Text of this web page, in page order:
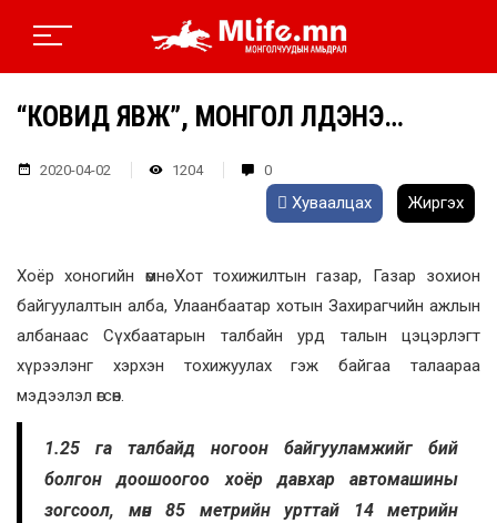
“КОВИД ЯВЖ”, МОНГОЛ ҮЛДЭНЭ…
2020-04-02 1204 0
Хуваалцах Жиргэх
Хоёр хоногийн өмнө Хот тохижилтын газар, Газар зохион
байгуулалтын алба, Улаанбаатар хотын Захирагчийн ажлын
албанаас Сүхбаатарын талбайн урд талын цэцэрлэгт
хүрээлэнг хэрхэн тохижуулах гэж байгаа талаараа
мэдээлэл өгсөн.
1.25 га талбайд ногоон байгууламжийг бий
болгон доошоогоо хоёр давхар автомашины
зогсоол, мөн 85 метрийн урттай 14 метрийн